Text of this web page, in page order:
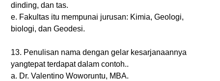
dinding, dan tas.
e. Fakultas itu mempunai jurusan: Kimia, Geologi,
biologi, dan Geodesi.
13. Penulisan nama dengan gelar kesarjanaannya
yangtepat terdapat dalam contoh..
a. Dr. Valentino Woworuntu, MBA.